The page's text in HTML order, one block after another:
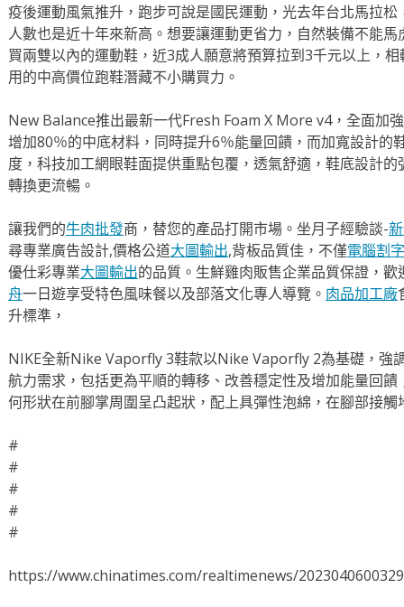
疫後運動風氣推升，跑步可說是國民運動，光去年台北馬拉
人數也是近十年來新高。想要讓運動更省力，自然裝備不能
買兩雙以內的運動鞋，近3成人願意將預算拉到3千元以上，
用的中高價位跑鞋潛藏不小購買力。
New Balance推出最新一代Fresh Foam X More v4，全面加
增加80％的中底材料，同時提升6％能量回饋，而加寬設計的
度，科技加工網眼鞋面提供重點包覆，透氣舒適，鞋底設計
轉換更流暢。
讓我們的牛肉批發商，替您的產品打開市場。坐月子經驗談-
尋專業廣告設計,價格公道大圖輸出,背板品質佳，不僅電腦割字
優仕彩專業大圖輸出的品質。生鮮雞肉販售企業品質保證，歡
舟一日遊享受特色風味餐以及部落文化專人導覽。 肉品加工廠
升標準，
NIKE全新Nike Vaporfly 3鞋款以Nike Vaporfly 2為基礎，強
航力需求，包括更為平順的轉移、改善穩定性及增加能量回
何形狀在前腳掌周圍呈凸起狀，配上具彈性泡綿，在腳部接
#
#
#
#
#
https://www.chinatimes.com/realtimenews/